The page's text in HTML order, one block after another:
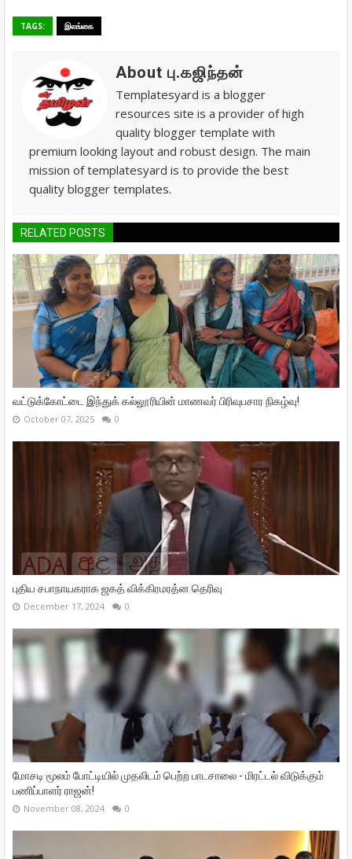
TAGS: இலங்கை
About பு.கஜிந்தன்
Templatesyard is a blogger
resources site is a provider of high
quality blogger template with
premium looking layout and robust design. The main
mission of templatesyard is to provide the best
quality blogger templates.
RELATED POSTS
வட்டுக்கோட்டை இந்துக் கல்லூரியின் மாணவர் பிரிவுபசார நிகழ்வு!
October 07, 2025 0
புதிய சபாநாயகராக ஜகத் விக்கிரமரத்ன தெரிவு
December 17, 2024 0
மோசடி மூலம் போட்டியில் முதலிடம் பெற்ற பாடசாலை - மிரட்டல் விடுக்கும்
பணிப்பாளர் ராஜன்!
November 08, 2024 0